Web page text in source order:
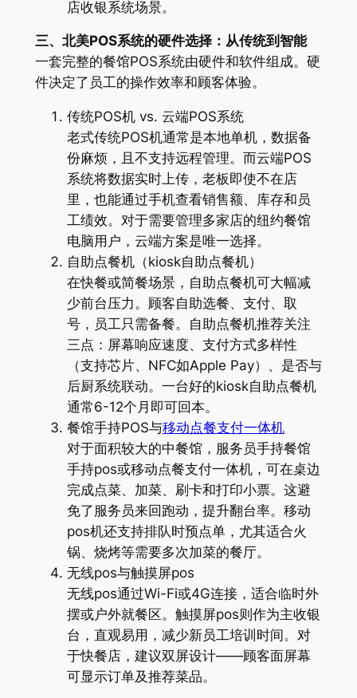
店收银系统场景。
三、北美POS系统的硬件选择：从传统到智能
一套完整的餐馆POS系统由硬件和软件组成。硬
件决定了员工的操作效率和顾客体验。
传统POS机 vs. 云端POS系统
老式传统POS机通常是本地单机，数据备
份麻烦，且不支持远程管理。而云端POS
系统将数据实时上传，老板即使不在店
里，也能通过手机查看销售额、库存和员
工绩效。对于需要管理多家店的纽约餐馆
电脑用户，云端方案是唯一选择。
自助点餐机（kiosk自助点餐机）
在快餐或简餐场景，自助点餐机可大幅减
少前台压力。顾客自助选餐、支付、取
号，员工只需备餐。自助点餐机推荐关注
三点：屏幕响应速度、支付方式多样性
（支持芯片、NFC如Apple Pay）、是否与
后厨系统联动。一台好的kiosk自助点餐机
通常6-12个月即可回本。
餐馆手持POS与移动点餐支付一体机
对于面积较大的中餐馆，服务员手持餐馆
手持pos或移动点餐支付一体机，可在桌边
完成点菜、加菜、刷卡和打印小票。这避
免了服务员来回跑动，提升翻台率。移动
pos机还支持排队时预点单，尤其适合火
锅、烧烤等需要多次加菜的餐厅。
无线pos与触摸屏pos
无线pos通过Wi-Fi或4G连接，适合临时外
摆或户外就餐区。触摸屏pos则作为主收银
台，直观易用，减少新员工培训时间。对
于快餐店，建议双屏设计——顾客面屏幕
可显示订单及推荐菜品。